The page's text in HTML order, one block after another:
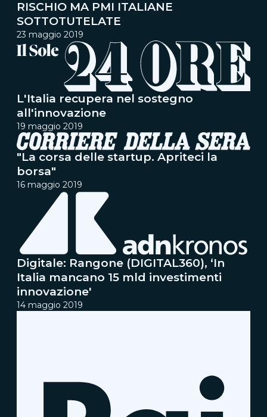
RISCHIO MA PMI ITALIANE
SOTTOTUTELATE
23 maggio 2019
L'Italia recupera nel sostegno
all'innovazione
19 maggio 2019
"La corsa delle startup. Apriteci la
borsa"
16 maggio 2019
Digitale: Rangone (DIGITAL360), ‘In
Italia mancano 15 mld investimenti
innovazione'
14 maggio 2019